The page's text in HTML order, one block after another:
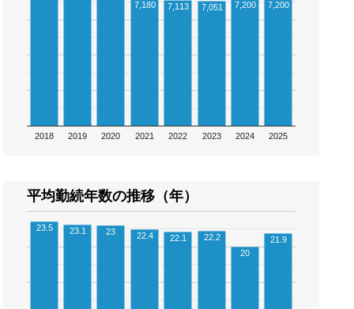
2018 2019 2020 2021 2022 2023 2024 2025
7,180 7,113 7,051 7,200 7,200
平均勤続年数の推移（年）
23.5 23.1 23 22.4 22.1
22.2
20
21.9